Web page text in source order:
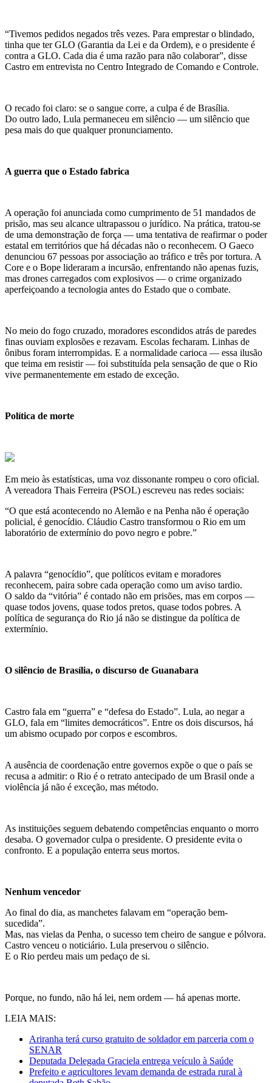
“Tivemos pedidos negados três vezes. Para emprestar o blindado,
tinha que ter GLO (Garantia da Lei e da Ordem), e o presidente é
contra a GLO. Cada dia é uma razão para não colaborar”, disse
Castro em entrevista no Centro Integrado de Comando e Controle.
O recado foi claro: se o sangue corre, a culpa é de Brasília.
Do outro lado, Lula permaneceu em silêncio — um silêncio que
pesa mais do que qualquer pronunciamento.
A guerra que o Estado fabrica
A operação foi anunciada como cumprimento de 51 mandados de
prisão, mas seu alcance ultrapassou o jurídico. Na prática, tratou-se
de uma demonstração de força — uma tentativa de reafirmar o poder
estatal em territórios que há décadas não o reconhecem. O Gaeco
denunciou 67 pessoas por associação ao tráfico e três por tortura. A
Core e o Bope lideraram a incursão, enfrentando não apenas fuzis,
mas drones carregados com explosivos — o crime organizado
aperfeiçoando a tecnologia antes do Estado que o combate.
No meio do fogo cruzado, moradores escondidos atrás de paredes
finas ouviam explosões e rezavam. Escolas fecharam. Linhas de
ônibus foram interrompidas. E a normalidade carioca — essa ilusão
que teima em resistir — foi substituída pela sensação de que o Rio
vive permanentemente em estado de exceção.
Política de morte
Em meio às estatísticas, uma voz dissonante rompeu o coro oficial.
A vereadora Thais Ferreira (PSOL) escreveu nas redes sociais:
“O que está acontecendo no Alemão e na Penha não é operação
policial, é genocídio. Cláudio Castro transformou o Rio em um
laboratório de extermínio do povo negro e pobre.”
A palavra “genocídio”, que políticos evitam e moradores
reconhecem, paira sobre cada operação como um aviso tardio.
O saldo da “vitória” é contado não em prisões, mas em corpos —
quase todos jovens, quase todos pretos, quase todos pobres. A
política de segurança do Rio já não se distingue da política de
extermínio.
O silêncio de Brasília, o discurso de Guanabara
Castro fala em “guerra” e “defesa do Estado”. Lula, ao negar a
GLO, fala em “limites democráticos”. Entre os dois discursos, há
um abismo ocupado por corpos e escombros.
A ausência de coordenação entre governos expõe o que o país se
recusa a admitir: o Rio é o retrato antecipado de um Brasil onde a
violência já não é exceção, mas método.
As instituições seguem debatendo competências enquanto o morro
desaba. O governador culpa o presidente. O presidente evita o
confronto. E a população enterra seus mortos.
Nenhum vencedor
Ao final do dia, as manchetes falavam em “operação bem-
sucedida”.
Mas, nas vielas da Penha, o sucesso tem cheiro de sangue e pólvora.
Castro venceu o noticiário. Lula preservou o silêncio.
E o Rio perdeu mais um pedaço de si.
Porque, no fundo, não há lei, nem ordem — há apenas morte.
LEIA MAIS:
Ariranha terá curso gratuito de soldador em parceria com o
SENAR
Deputada Delegada Graciela entrega veículo à Saúde
Prefeito e agricultores levam demanda de estrada rural à